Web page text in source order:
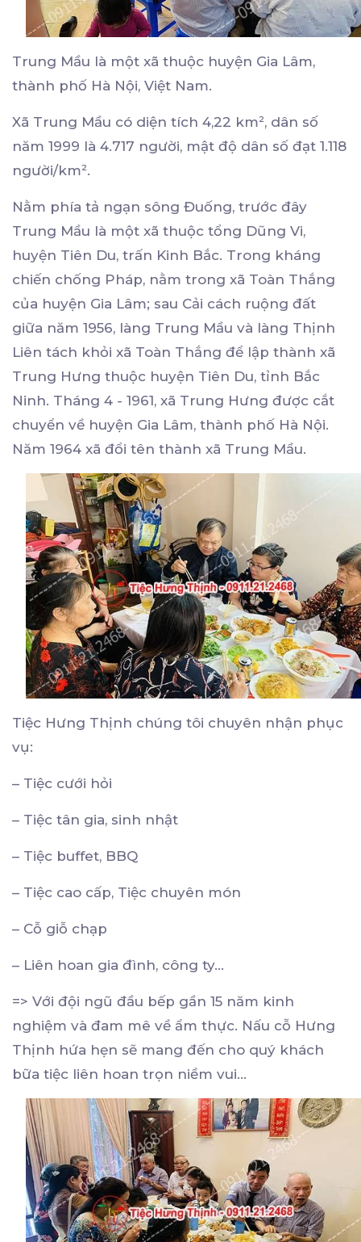
Trung Mầu là một xã thuộc huyện Gia Lâm,
thành phố Hà Nội, Việt Nam.
Xã Trung Mầu có diện tích 4,22 km², dân số
năm 1999 là 4.717 người, mật độ dân số đạt 1.118
người/km².
Nằm phía tả ngạn sông Đuống, trước đây
Trung Mầu là một xã thuộc tổng Dũng Vi,
huyện Tiên Du, trấn Kinh Bắc. Trong kháng
chiến chống Pháp, nằm trong xã Toàn Thắng
của huyện Gia Lâm; sau Cải cách ruộng đất
giữa năm 1956, làng Trung Mầu và làng Thịnh
Liên tách khỏi xã Toàn Thắng để lập thành xã
Trung Hưng thuộc huyện Tiên Du, tỉnh Bắc
Ninh. Tháng 4 - 1961, xã Trung Hưng được cắt
chuyển về huyện Gia Lâm, thành phố Hà Nội.
Năm 1964 xã đổi tên thành xã Trung Mầu.
Tiệc Hưng Thịnh chúng tôi chuyên nhận phục
vụ:
– Tiệc cưới hỏi
– Tiệc tân gia, sinh nhật
– Tiệc buffet, BBQ
– Tiệc cao cấp, Tiệc chuyên món
– Cỗ giỗ chạp
– Liên hoan gia đình, công ty…
=> Với đội ngũ đầu bếp gần 15 năm kinh
nghiệm và đam mê về ẩm thực. Nấu cỗ Hưng
Thịnh hứa hẹn sẽ mang đến cho quý khách
bữa tiệc liên hoan trọn niềm vui…